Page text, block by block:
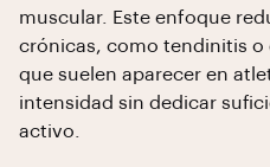
muscular. Este enfoque
crónicas, como tendinitis o
que suelen aparecer en
intensidad sin dedicar
activo.